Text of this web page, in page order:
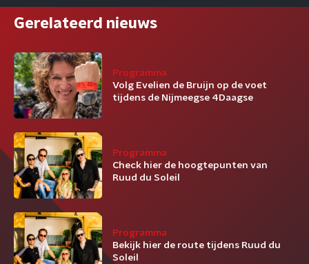
Gerelateerd nieuws
Programma
Volg Evelien de Bruijn op de voet
tijdens de Nijmeegse 4Daagse
Programma
Check hier de hoogtepunten van
Ruud du Soleil
Programma
Bekijk hier de route tijdens Ruud du
Soleil